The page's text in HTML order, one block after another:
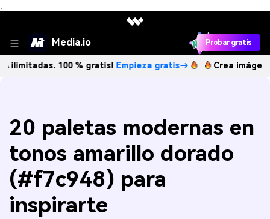
、
Media.io Probar gratis
100 % gratis!Empieza gratis→ Crea imágenes IA
20 paletas modernas en
tonos amarillo dorado
(#f7c948) para
inspirarte